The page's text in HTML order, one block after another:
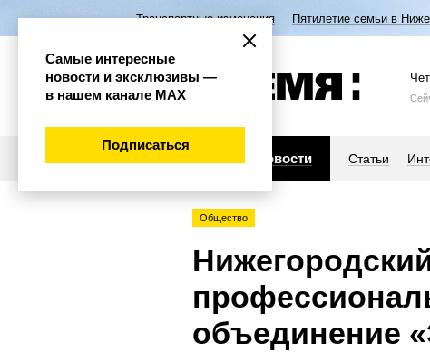
Транспортные изменения Пятилетие семьи в
Новости Статьи
Общество
объединение
Самые интересные
новости и эксклюзивы —
в нашем канале МАХ
Подписаться